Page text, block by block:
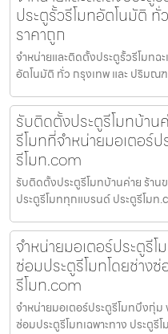
ประตูรั้วรีโมทอัตโนมัติ
ราคาถูก
จำหน่ายและติดตั้งประตูรั้วรีโมทฉ
อัตโนมัติ ทั่ว กรุงเทพ และ ปริมณ
รับติดตั้งประตูรีโมทบ้าน
รีโมทที่จำหน่ายมอเตอร์
รีโมท.com
รับติดตั้งประตูรีโมทบ้านค่าย ร้าน
ประตูรีโมททุกแบรนด์ ประตูรีโม
จำหน่ายมอเตอร์ประตูรี
ซ่อมประตูรีโมทโดยช่างซ่
รีโมท.com
จำหน่ายมอเตอร์ประตูรีโมทบึงกุ่
ซ่อมประตูรีโมทเฉพาะทาง ประตู